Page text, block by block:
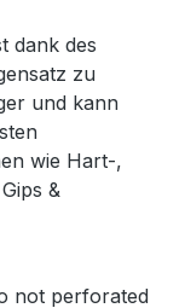
dank des
zu
und kann
wie Hart-,
&